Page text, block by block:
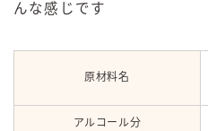
んな感じです
原材料名
アルコール分